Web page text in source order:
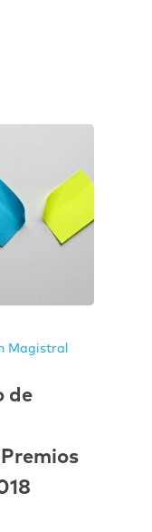
Magistral
de